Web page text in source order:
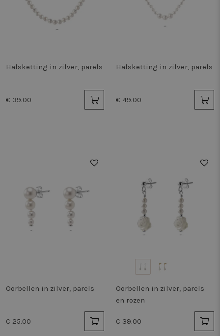
Halsketting in zilver, parels
€ 39.00
Halsketting in zilver, parels
€ 49.00
Oorbellen in zilver, parels
€ 25.00
Oorbellen in zilver, parels
en rozen
€ 39.00